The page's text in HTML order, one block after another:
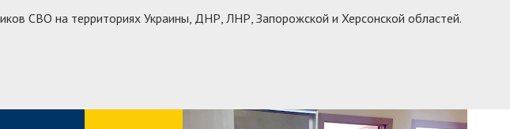
СВО на территориях Украины, ДНР, ЛНР, Запорожской и Херсонской областей.